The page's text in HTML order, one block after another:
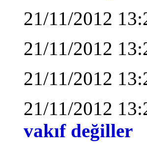
21/11/2012
21/11/2012
21/11/2012
21/11/2012
vakıf değiller